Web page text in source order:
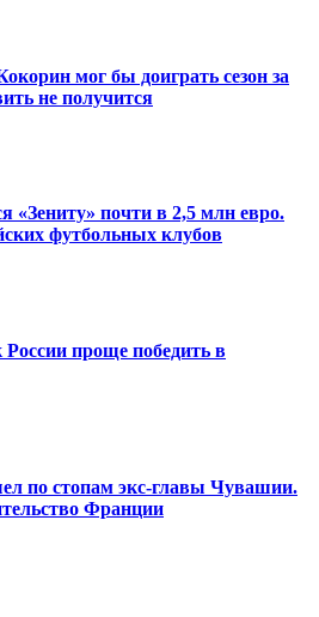
мог бы доиграть сезон за
не получится
«Зениту» почти в 2,5 млн евро.
футбольных клубов
проще победить в
по стопам экс-главы Чувашии.
Франции